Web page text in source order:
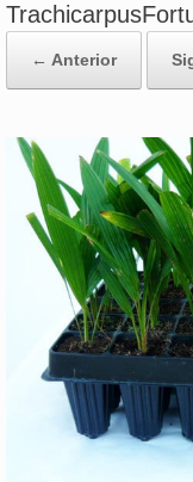
← Anterior